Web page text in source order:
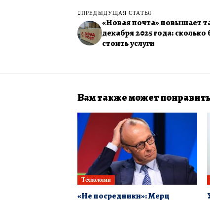
ПРЕДЫДУЩАЯ СТАТЬЯ
«Новая почта» повышает
декабря 2025 года: сколько
стоить услуги
Вам также может
Технологии
«Не посредники»: Мерц